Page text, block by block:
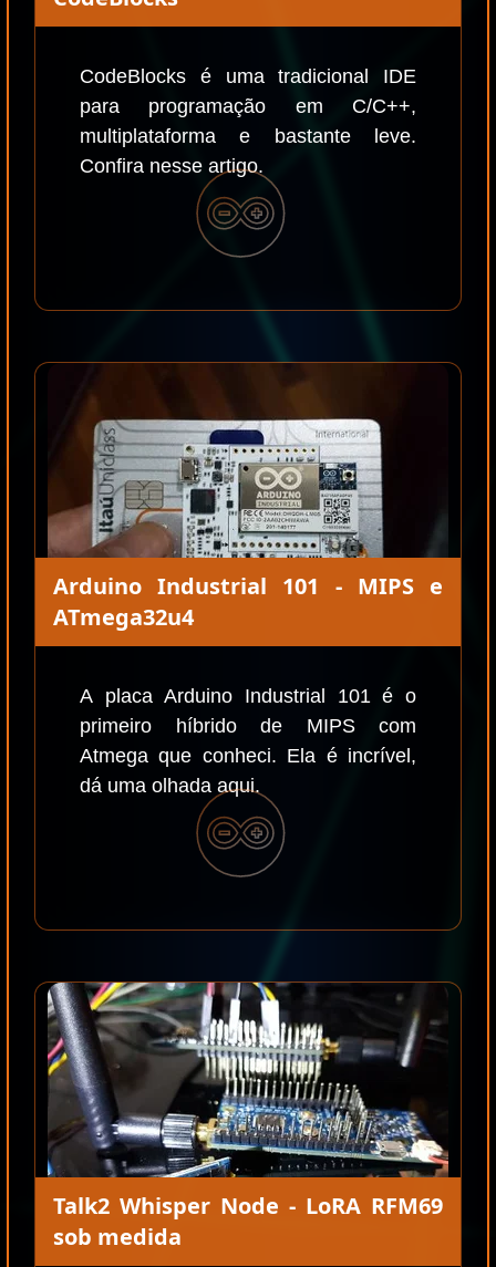
CodeBlocks é uma tradicional IDE
para programação em C/C++,
multiplataforma e bastante leve.
Confira nesse artigo.
Arduino Industrial 101 - MIPS e
ATmega32u4
A placa Arduino Industrial 101 é o
primeiro híbrido de MIPS com
Atmega que conheci. Ela é incrível,
dá uma olhada aqui.
Talk2 Whisper Node - LoRA RFM69
sob medida